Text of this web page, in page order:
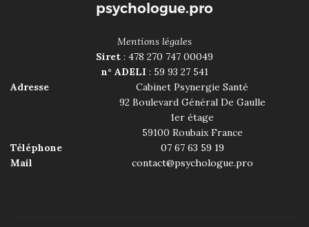
psychologue.pro
Mentions légales
Siret : 478 270 747 00049
n° ADELI : 59 93 27 541
Adresse
Cabinet Psynergie Santé
92 Boulevard Général De Gaulle
1er étage
59100 Roubaix France
Téléphone
07 67 63 59 19
Mail
contact@psychologue.pro